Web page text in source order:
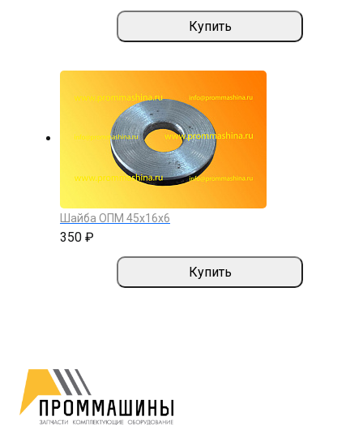
Купить
Шайба ОПМ 45х16х6
350 ₽
Купить